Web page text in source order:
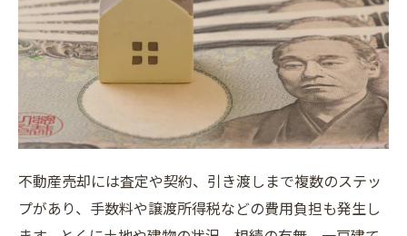
不動産売却には査定や契約、引き渡しまで複数のステッ
プがあり、手数料や譲渡所得税などの費用負担も発生し